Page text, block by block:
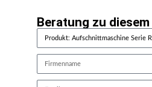
Beratung zu